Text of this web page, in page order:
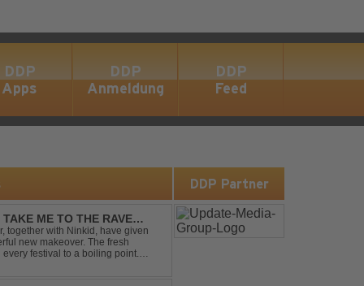
DDP
Apps
DDP
Anmeldung
DDP
Feed
ME TO THE RAVE
together with Ninkid, have given
new makeover. The fresh
festival to a boiling point.
DDP Partner